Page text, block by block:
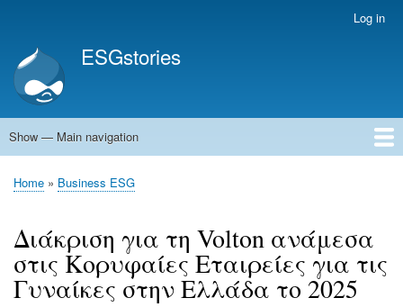
account
menu
Log in
ESGstories
Main
Show — Main navigation
Home
Breadcrumb
Home Business ESG
Διάκριση για τη Volton ανάμεσα
στις Κορυφαίες Εταιρείες για τις
Γυναίκες στην Ελλάδα το 2025